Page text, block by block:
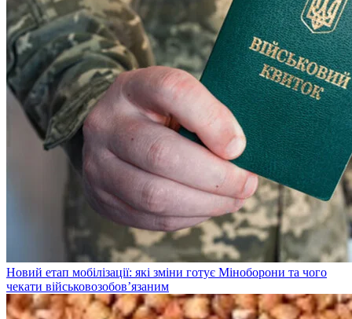
Новий етап мобілізації: які зміни готує Міноборони та чого
чекати військовозобов’язаним